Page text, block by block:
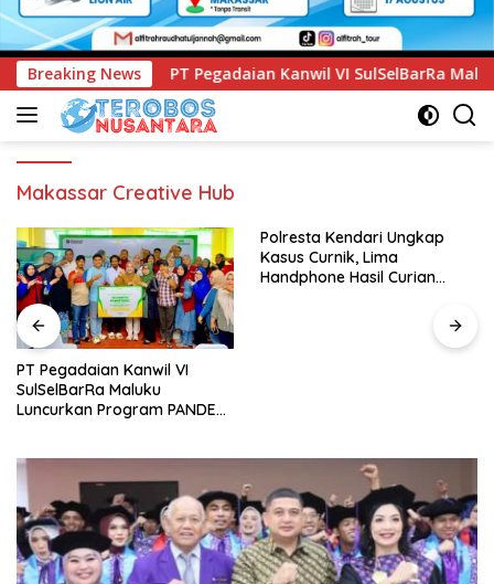
Breaking News
Kanwil VI SulSelBarRa Maluku Luncurkan Program
Makassar Creative Hub
PT Pegadaian Kanwil VI
SulSelBarRa Maluku
Luncurkan Program PANDE
Polresta Kendari Ungkap
Kasus Curnik, Lima
Handphone Hasil Curian